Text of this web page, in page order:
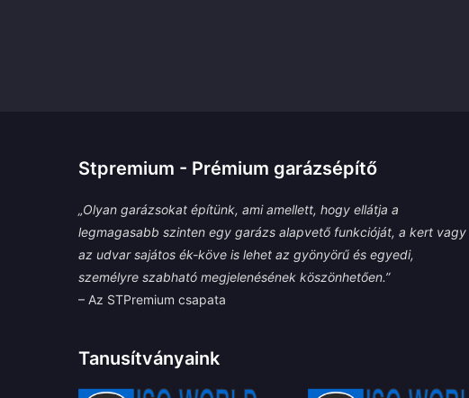
Stpremium - Prémium garázsépítő
„Olyan garázsokat építünk, ami amellett, hogy ellátja a
legmagasabb szinten egy garázs alapvető funkcióját, a kert vagy
az udvar sajátos ék-köve is lehet az gyönyörű és egyedi,
személyre szabható megjelenésének köszönhetően.”
– Az STPremium csapata
Tanusítványaink